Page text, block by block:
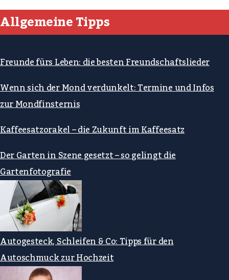
Allgemeine Tipps
Freunde fürs Leben: die besten Freundschaftslieder
Wenn sich der Mond verdunkelt: Termine und Infos
zur Mondfinsternis
Kaffeesatzorakel – die Zukunft im Kaffeesatz
Der Garten in Szene gesetzt – so gelingt die
Gartenfotografie
Autogesteck, Schleifen & Co: Tipps für den
Autoschmuck zur Hochzeit